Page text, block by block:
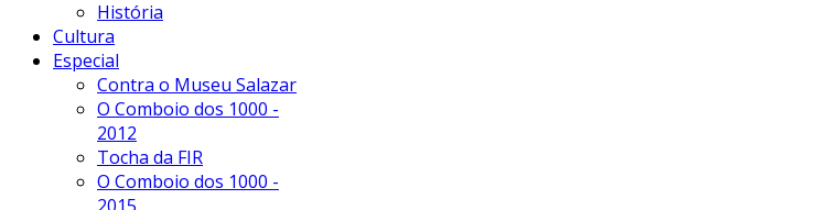
História
Cultura
Especial
Contra o Museu Salazar
O Comboio dos 1000 -
2012
Tocha da FIR
O Comboio dos 1000 -